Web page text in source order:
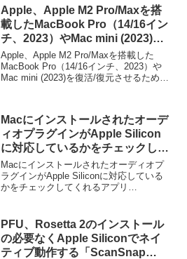
Apple、Apple M2 Pro/Maxを搭
載したMacBook Pro（14/16イン
チ、2023）やMac mini (2023)を
復活/復元させるための方法を公
開。
Apple、Apple M2 Pro/Maxを搭載した
MacBook Pro（14/16インチ、2023）や
Mac mini (2023)を復活/復元させるための
Macにインストールされたオーデ
ィオプラグインがApple Silicon
に対応しているかをチェックして
くれるアプリ「PlugInfo」がリリ
ース。
Macにインストールされたオーディオプ
ラグインがApple Siliconに対応している
かをチェックしてくれるアプリ
PFU、Rosetta 2のインストール
の必要なくApple Siliconでネイ
ティブ動作する「ScanSnap